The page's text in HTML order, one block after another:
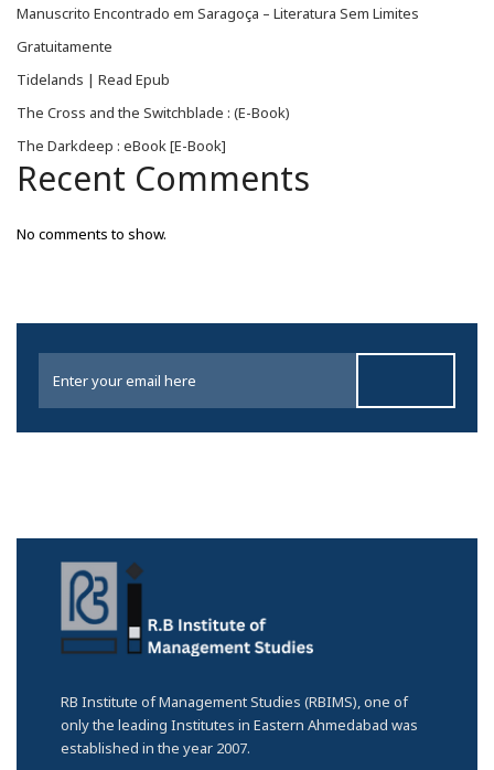
Manuscrito Encontrado em Saragoça – Literatura Sem Limites
Gratuitamente
Tidelands | Read Epub
The Cross and the Switchblade : (E-Book)
The Darkdeep : eBook [E-Book]
Recent Comments
No comments to show.
RB Institute of Management Studies (RBIMS), one of
only the leading Institutes in Eastern Ahmedabad was
established in the year 2007.